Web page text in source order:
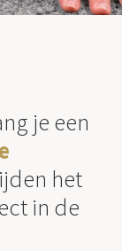
je een
het
in de